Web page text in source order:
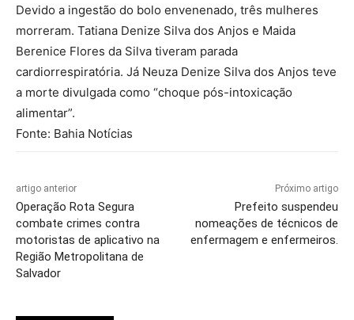
Devido a ingestão do bolo envenenado, três mulheres
morreram. Tatiana Denize Silva dos Anjos e Maida
Berenice Flores da Silva tiveram parada
cardiorrespiratória. Já Neuza Denize Silva dos Anjos teve
a morte divulgada como “choque pós-intoxicação
alimentar”.
Fonte: Bahia Notícias
artigo anterior
Operação Rota Segura
combate crimes contra
motoristas de aplicativo na
Região Metropolitana de
Salvador
Próximo artigo
Prefeito suspendeu
nomeações de técnicos de
enfermagem e enfermeiros.